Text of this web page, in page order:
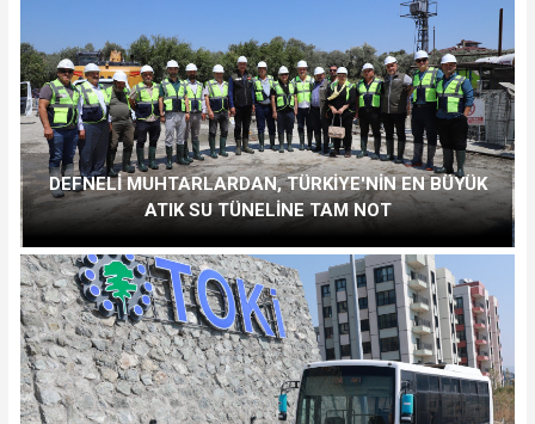
DEFNELİ MUHTARLARDAN, TÜRKİYE'NİN EN BÜYÜK
ATIK SU TÜNELİNE TAM NOT